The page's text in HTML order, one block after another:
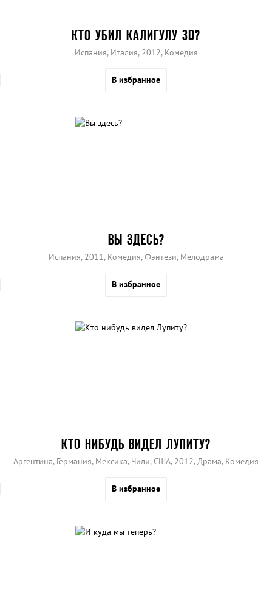
КТО УБИЛ КАЛИГУЛУ 3D?
Испания, Италия, 2012, Комедия
В избранное
ВЫ ЗДЕСЬ?
Испания, 2011, Комедия, Фэнтези, Мелодрама
В избранное
КТО НИБУДЬ ВИДЕЛ ЛУПИТУ?
Аргентина, Германия, Мексика, Чили, США, 2012, Драма, Комедия
В избранное